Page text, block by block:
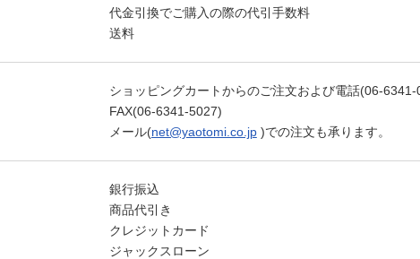
代金引換でご購入の際の代引手数料
送料
ショッピングカートからのご注文および電話(06-6341-
FAX(06-6341-5027)
メール(net@yaotomi.co.jp)での注文も承ります。
銀行振込
商品代引き
クレジットカード
ジャックスローン